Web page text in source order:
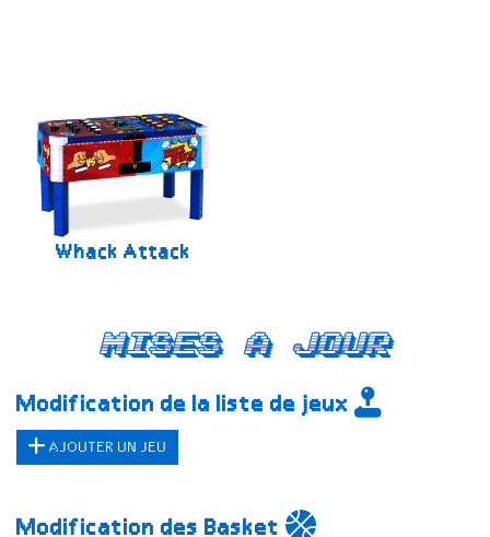
Whack Attack
Mises a jour
Modification de la liste de jeux
AJOUTER UN JEU
Modification des Basket